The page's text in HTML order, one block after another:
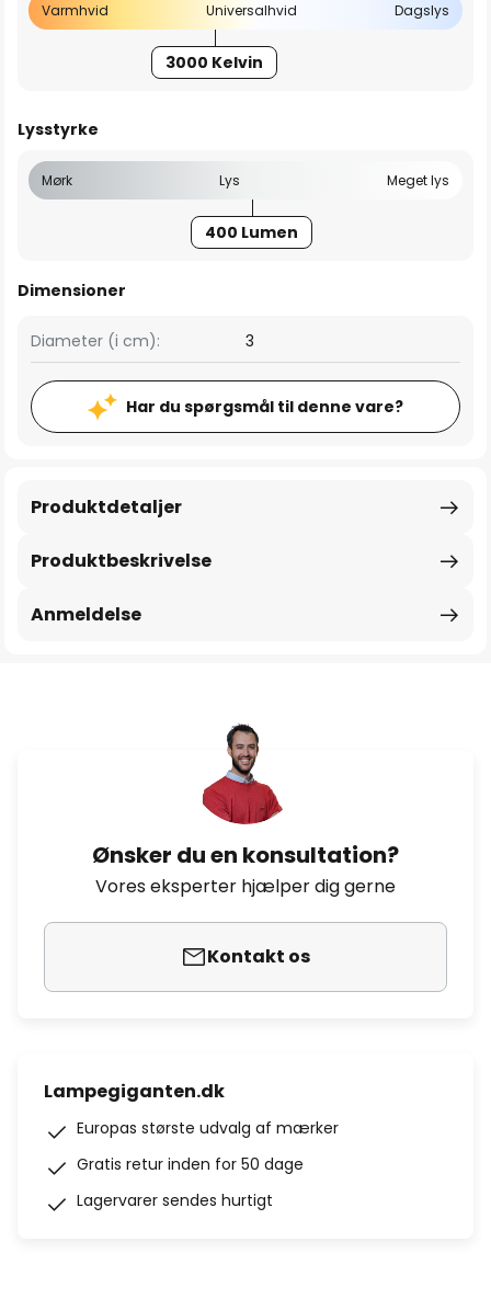
Varmhvid Universalhvid Dagslys
3000 Kelvin
Lysstyrke
Mørk Lys Meget lys
400 Lumen
Dimensioner
Diameter (i cm): 3
Har du spørgsmål til denne vare?
Produktbeskrivelse
Produktdetaljer
Anmeldelse
Ønsker du en konsultation?
Vores eksperter hjælper dig gerne
Kontakt os
Lampegiganten.dk
Europas største udvalg af mærker
Gratis retur inden for 50 dage
Lagervarer sendes hurtigt